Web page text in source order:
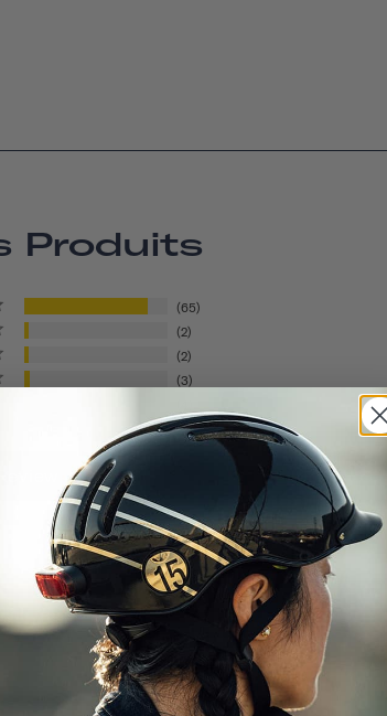
Produits
65
2
2
3